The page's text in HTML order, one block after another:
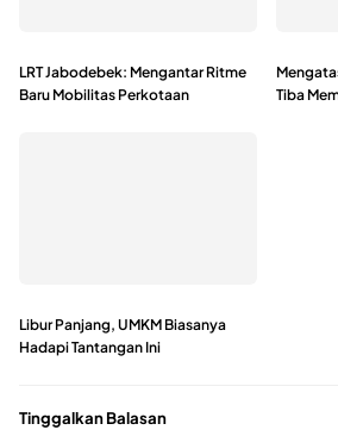
LRT Jabodebek: Mengantar Ritme
Baru Mobilitas Perkotaan
Tiba
Libur Panjang, UMKM Biasanya
Hadapi Tantangan Ini
Tinggalkan Balasan